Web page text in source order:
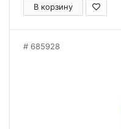
В корзину
685928